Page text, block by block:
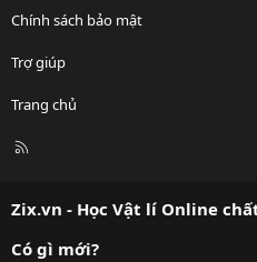
Chính sách bảo mật
Trợ giúp
Trang chủ
R
Zix.vn - Học Vật lí Online
Có gì mới?